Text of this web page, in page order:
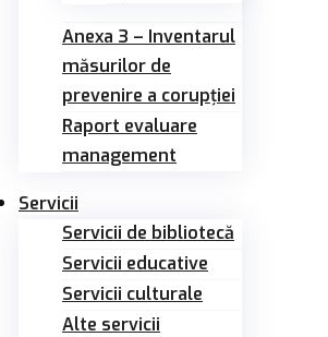
Anexa 3 – Inventarul
măsurilor de
prevenire a corupției
Raport evaluare
management
Servicii
Servicii de bibliotecă
Servicii educative
Servicii culturale
Alte servicii